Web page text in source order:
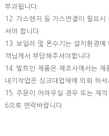
부과됩니다.
12. 가스렌지 등 가스연결이 필요
셔야 합니다.
13. 보일러 및 온수기는 설치환경
객님께서 부담해주셔야합니다.
14. 빌트인 제품은 제조사에서는
내기작업은 싱크대업체에 의뢰 하
15. 주문이 어려우실 경우 또는 제
6으로 연락바랍니다.